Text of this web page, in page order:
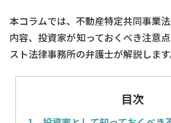
本コラムでは、不動産特定共同事業
内容、投資家が知っておくべき注意
スト法律事務所の弁護士が解説します
目次